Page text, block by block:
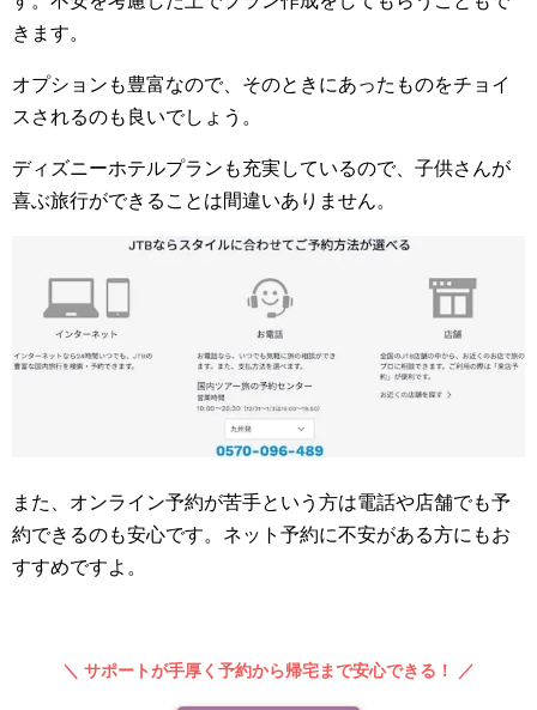
きます。
オプションも豊富なので、そのときにあったものをチョイ
スされるのも良いでしょう。
ディズニーホテルプランも充実しているので、子供さんが
喜ぶ旅行ができることは間違いありません。
また、オンライン予約が苦手という方は電話や店舗でも予
約できるのも安心です。ネット予約に不安がある方にもお
すすめですよ。
＼ サポートが手厚く予約から帰宅まで安心できる！ ／